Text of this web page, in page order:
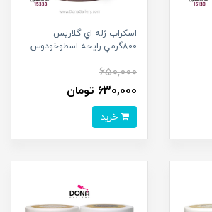
اسکراب ژله اي گلاريس
800گرمي رايحه اسطوخودوس
650,000
630,000 تومان